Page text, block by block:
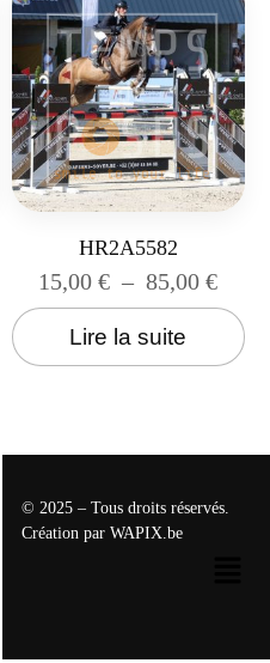
HR2A5582
15,00€ – 85,00€
Lire la suite
© 2025 – Tous droits réservés.
Création par WAPIX.be